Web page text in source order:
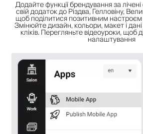
Додайте функції брендування за
свій додаток до Різдва, Гелловіну,
щоб поділитися позитивним настроєм
Змінюйте дизайн, кольори, макет і
кліків. Перегляньте відеоуроки, щоб
налаштування